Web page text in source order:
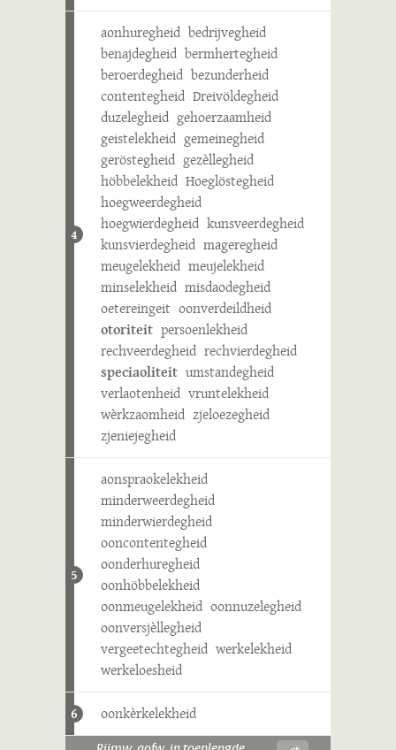
4
aonhuregheid bedrijvegheid
benajdegheid bermhertegheid
beroerdegheid bezunderheid
contentegheid Dreivöldegheid
duzelegheid gehoerzaamheid
geistelekheid gemeinegheid
geröstegheid gezèllegheid
höbbelekheid Hoeglöstegheid
hoegweerdegheid
hoegwierdegheid kunsveerdegheid
kunsvierdegheid mageregheid
meugelekheid meujelekheid
minselekheid misdaodegheid
oetereingeit oonverdeildheid
otoriteit persoenlekheid
rechveerdegheid rechvierdegheid
speciaoliteit umstandegheid
verlaotenheid vruntelekheid
wèrkzaomheid zjeloezegheid
zjeniejegheid
5
aonspraokelekheid
minderweerdegheid
minderwierdegheid
ooncontentegheid
oonderhuregheid
oonhöbbelekheid
oonmeugelekheid oonnuzelegheid
oonversjèllegheid
vergeetechtegheid werkelekheid
werkeloesheid
6 oonkèrkelekheid